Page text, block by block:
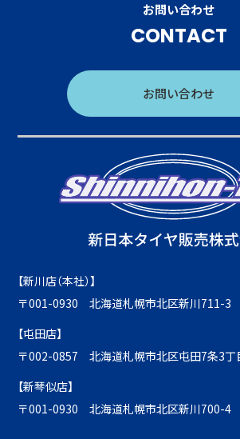
お問い合わせ
CONTACT
お問い合わせ
【新川店（本社）】
〒001-0930 北海道札幌市北区新川711-3
【屯田店】
〒002-0857 北海道札幌市北区屯田7条3丁
【新琴似店】
〒001-0930 北海道札幌市北区新川700-4